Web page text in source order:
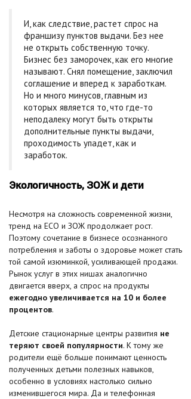
И, как следствие, растет спрос на
франшизу пунктов выдачи. Без нее
не открыть собственную точку.
Бизнес без заморочек, как его многие
называют. Снял помещение, заключил
соглашение и вперед к заработкам.
Но и много минусов, главным из
которых является то, что где-то
неподалеку могут быть открыты
дополнительные пункты выдачи,
проходимость упадет, как и
заработок.
Экологичность, ЗОЖ и дети
Несмотря на сложность современной жизни,
тренд на ECO и ЗОЖ продолжает рост.
Поэтому сочетание в бизнесе осознанного
потребления и заботы о здоровье может стать
той самой изюминкой, усиливающей продажи.
Рынок услуг в этих нишах аналогично
двигается вверх, а спрос на продукты
ежегодно увеличивается на 10 и более
процентов.
Детские стационарные центры развития не
теряют своей популярности. К тому же
родители ещё больше понимают ценность
полученных детьми полезных навыков,
особенно в условиях настолько сильно
изменившегося мира. Да и телефонная